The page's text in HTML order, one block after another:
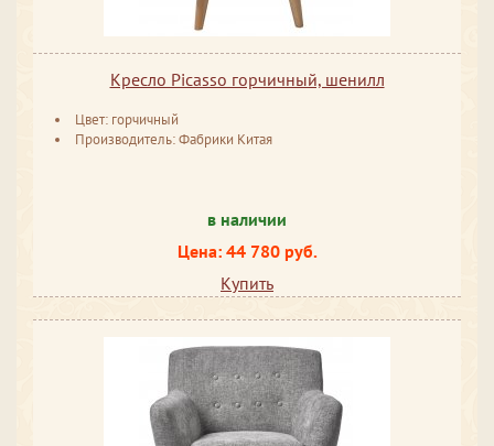
Кресло Picasso горчичный, шенилл
Цвет: горчичный
Производитель: Фабрики Китая
в наличии
Цена: 44 780 руб.
Купить